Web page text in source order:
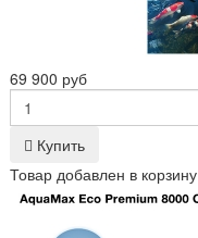
69 900 руб
Купить
Товар добавлен в корзину